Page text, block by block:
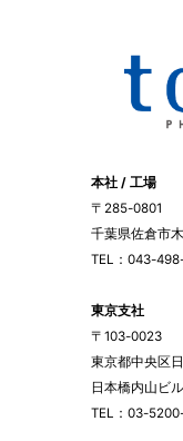
本社 / 工場
〒285-0801
千葉県佐倉市
TEL：043-
東京支社
〒103-0023
東京都中央区
日本橋内山ビ
TEL：03-